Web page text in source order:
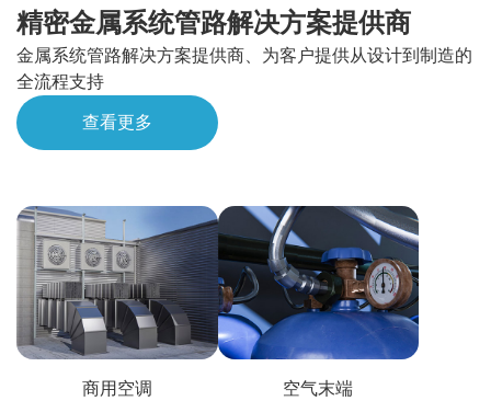
精密金属系统管路解决方案提供商
金属系统管路解决方案提供商、为客户提供从设计到制造的
全流程支持
查看更多
商用空调 空气末端